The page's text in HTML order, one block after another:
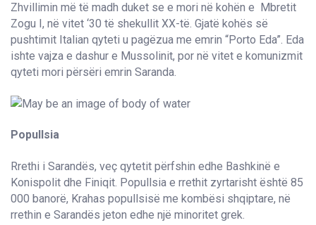
Zhvillimin më të madh duket se e mori në kohën e Mbretit
Zogu I, në vitet ‘30 të shekullit XX-të. Gjatë kohës së
pushtimit Italian qyteti u pagëzua me emrin “Porto Eda”. Eda
ishte vajza e dashur e Mussolinit, por në vitet e komunizmit
qyteti mori përsëri emrin Saranda.
Popullsia
Rrethi i Sarandës, veç qytetit përfshin edhe Bashkinë e
Konispolit dhe Finiqit. Popullsia e rrethit zyrtarisht është 85
000 banorë, Krahas popullsisë me kombësi shqiptare, në
rrethin e Sarandës jeton edhe një minoritet grek.